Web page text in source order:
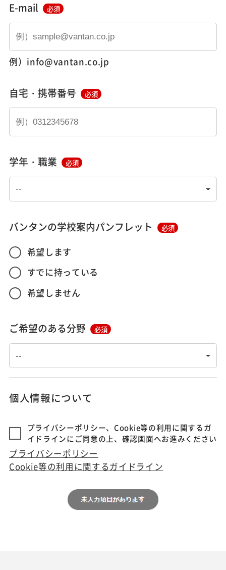
E-mail 必須
例）info@vantan.co.jp
自宅・携帯番号 必須
学年・職業 必須
バンタンの学校案内パンフレット 必須
希望します
すでに持っている
希望しません
ご希望のある分野 必須
個人情報について
プライバシーポリシー、Cookie等の利用に関するガ
イドラインにご同意の上、確認画面へお進みください
プライバシーポリシー
Cookie等の利用に関するガイドライン